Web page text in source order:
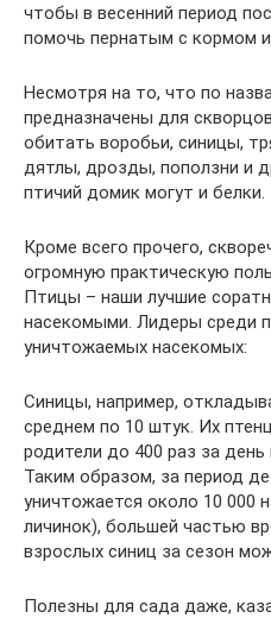
чтобы в весенний период
помочь пернатым с кормом
Несмотря на то, что по
предназначены для
обитать воробьи, синицы,
дятлы, дрозды, поползни и
птичий домик могут и белки.
Кроме всего прочего,
огромную практическую
Птицы – наши лучшие
насекомыми. Лидеры среди
уничтожаемых насекомых:
Синицы, например,
среднем по 10 штук. Их
родители до 400 раз за
Таким образом, за период
уничтожается около 10 000
личинок), большей частью
взрослых синиц за сезон
Полезны для сада даже,